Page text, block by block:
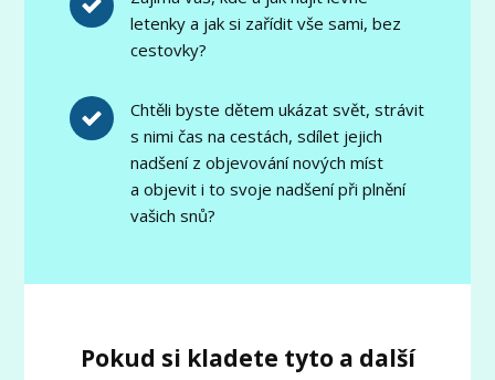
letenky a jak si zařídit vše sami, bez
cestovky?
Chtěli byste dětem ukázat svět, strávit
s nimi čas na cestách, sdílet jejich
nadšení z objevování nových míst
a objevit i to svoje nadšení při plnění
vašich snů?
Pokud si kladete tyto a další